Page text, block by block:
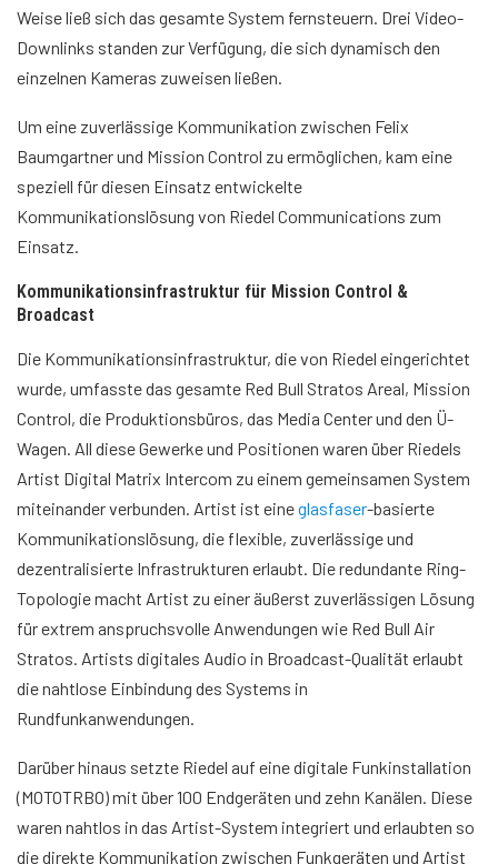
Weise ließ sich das gesamte System fernsteuern. Drei Video-
Downlinks standen zur Verfügung, die sich dynamisch den
einzelnen Kameras zuweisen ließen.
Um eine zuverlässige Kommunikation zwischen Felix
Baumgartner und Mission Control zu ermöglichen, kam eine
speziell für diesen Einsatz entwickelte
Kommunikationslösung von Riedel Communications zum
Einsatz.
Kommunikationsinfrastruktur für Mission Control &
Broadcast
Die Kommunikationsinfrastruktur, die von Riedel eingerichtet
wurde, umfasste das gesamte Red Bull Stratos Areal, Mission
Control, die Produktionsbüros, das Media Center und den Ü-
Wagen. All diese Gewerke und Positionen waren über Riedels
Artist Digital Matrix Intercom zu einem gemeinsamen System
miteinander verbunden. Artist ist eineglasfaser-basierte
Kommunikationslösung, die flexible, zuverlässige und
dezentralisierte Infrastrukturen erlaubt. Die redundante Ring-
Topologie macht Artist zu einer äußerst zuverlässigen Lösung
für extrem anspruchsvolle Anwendungen wie Red Bull Air
Stratos. Artists digitales Audio in Broadcast-Qualität erlaubt
die nahtlose Einbindung des Systems in
Rundfunkanwendungen.
Darüber hinaus setzte Riedel auf eine digitale Funkinstallation
(MOTOTRBO) mit über 100 Endgeräten und zehn Kanälen. Diese
waren nahtlos in das Artist-System integriert und erlaubten so
die direkte Kommunikation zwischen Funkgeräten und Artist